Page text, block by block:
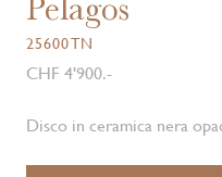
Pelagos
25600TN
CHF 4'900.-
Disco in ceramica nera